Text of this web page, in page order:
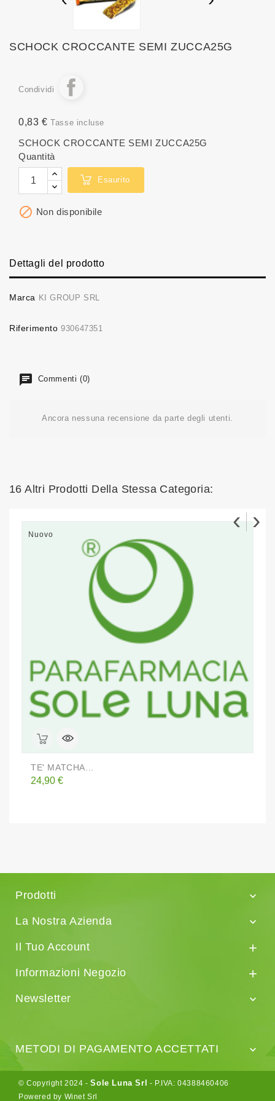
SCHOCK CROCCANTE SEMI ZUCCA25G
Condividi
0,83 € Tasse incluse
SCHOCK CROCCANTE SEMI ZUCCA25G
Quantità
Esaurito
 Non disponibile
Dettagli del prodotto
Marca KI GROUP SRL
Riferimento 930647351
Commenti (0)
Ancora nessuna recensione da parte degli utenti.
16 Altri Prodotti Della Stessa Categoria:
Nuovo
TE' MATCHA...
Prezzo
24,90 €
‹ ›
Prodotti

La Nostra Azienda

Il Tuo Account

Informazioni Negozio

Newsletter

METODI DI PAGAMENTO ACCETTATI 
© Copyright 2024 -Sole Luna Srl
- P.IVA: 04388460406
Powered by Winet Srl